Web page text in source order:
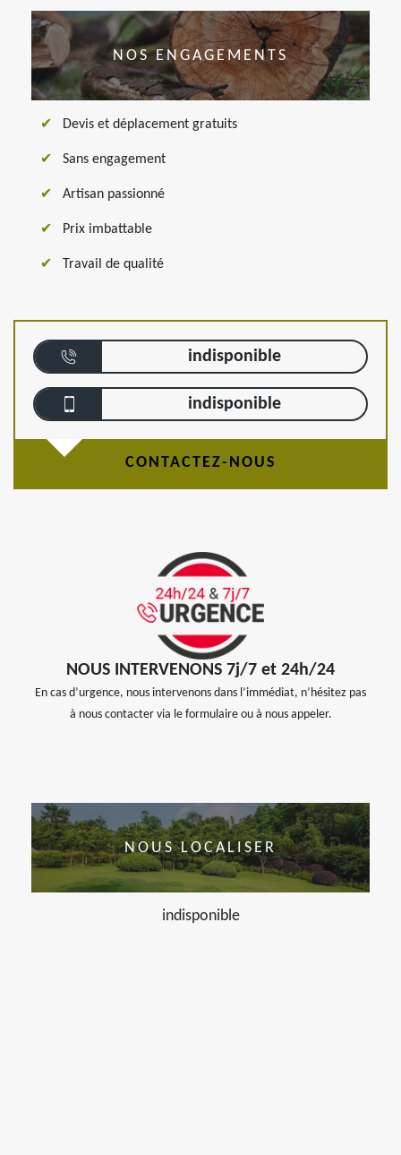
NOS ENGAGEMENTS
Devis et déplacement gratuits
Sans engagement
Artisan passionné
Prix imbattable
Travail de qualité
indisponible
indisponible
CONTACTEZ-NOUS
NOUS INTERVENONS 7j/7 et 24h/24
En cas d’urgence, nous intervenons dans l’immédiat, n’hésitez pas
à nous contacter via le formulaire ou à nous appeler.
NOUS LOCALISER
indisponible